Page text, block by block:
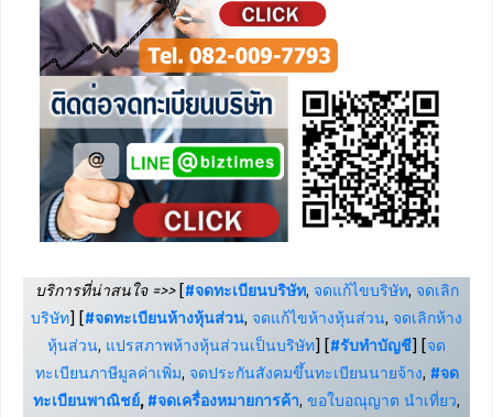
บริการที่น่าสนใจ =>>[#จดทะเบียนบริษัท, จดแก้ไขบริษัท, จดเลิก
บริษัท] [#จดทะเบียนห้างหุ้นส่วน, จดแก้ไขห้างหุ้นส่วน, จดเลิกห้าง
หุ้นส่วน, แปรสภาพห้างหุ้นส่วนเป็นบริษัท] [#รับทำบัญชี] [จด
ทะเบียนภาษีมูลค่าเพิ่ม, จดประกันสังคมขึ้นทะเบียนนายจ้าง, #จด
ทะเบียนพาณิชย์, #จดเครื่องหมายการค้า, ขอใบอณุญาต นำเที่ยว,